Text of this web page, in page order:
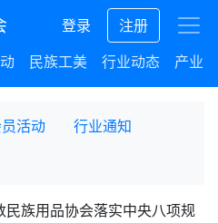
登录
注册
民族工美 行业动态 产业
活动
行业通知
民族用品协会落实中央八项规